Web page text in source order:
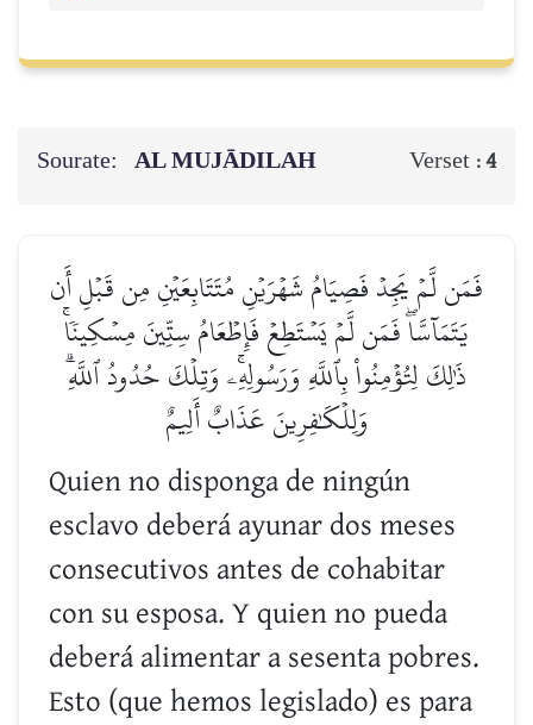
Sourate: AL MUJĀDILAH Verset :4
فَمَن لَّمۡ يَجِدۡ فَصِيَامُ شَهۡرَيۡنِ مُتَتَابِعَيۡنِ مِن قَبۡلِ أَن
يَتَمَآسَّاۖ فَمَن لَّمۡ يَسۡتَطِعۡ فَإِطۡعَامُ سِتِّينَ مِسۡكِينٗاۚ
ذَٰلِكَ لِتُؤۡمِنُواْ بِٱللَّهِ وَرَسُولِهِۦۚ وَتِلۡكَ حُدُودُ ٱللَّهِۗ
وَلِلۡكَٰفِرِينَ عَذَابٌ أَلِيمٌ
Quien no disponga de ningún
esclavo deberá ayunar dos meses
consecutivos antes de cohabitar
con su esposa. Y quien no pueda
deberá alimentar a sesenta pobres.
Esto (que hemos legislado) es para